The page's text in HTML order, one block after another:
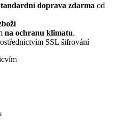
doprava zdarma od
na ochranu klimatu.
SSL šifrování